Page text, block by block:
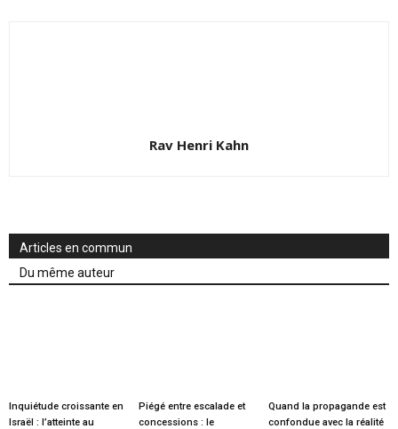
Rav Henri Kahn
Articles en commun
Du même auteur
Inquiétude croissante en
Israël : l’atteinte au
Piégé entre escalade et
concessions : le
Quand la propagande est
confondue avec la réalité